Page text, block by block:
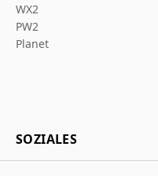
WX2
PW2
Planet
SOZIALES